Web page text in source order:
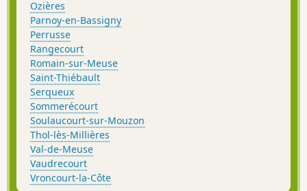
Ozières
Parnoy-en-Bassigny
Perrusse
Rangecourt
Romain-sur-Meuse
Saint-Thiébault
Serqueux
Sommerécourt
Soulaucourt-sur-Mouzon
Thol-lès-Millières
Val-de-Meuse
Vaudrecourt
Vroncourt-la-Côte